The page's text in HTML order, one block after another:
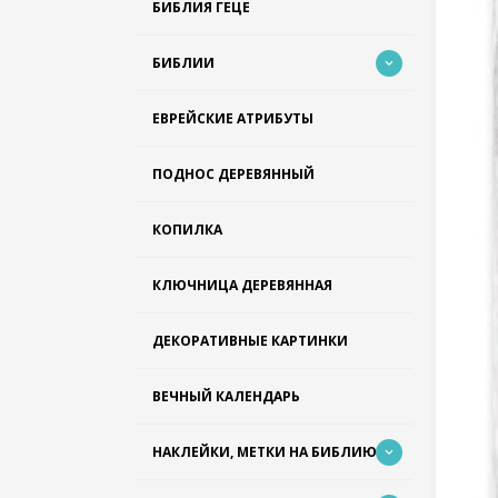
БИБЛИЯ ГЕЦЕ
БИБЛИИ
ЕВРЕЙСКИЕ АТРИБУТЫ
ПОДНОС ДЕРЕВЯННЫЙ
КОПИЛКА
КЛЮЧНИЦА ДЕРЕВЯННАЯ
ДЕКОРАТИВНЫЕ КАРТИНКИ
ВЕЧНЫЙ КАЛЕНДАРЬ
НАКЛЕЙКИ, МЕТКИ НА БИБЛИЮ